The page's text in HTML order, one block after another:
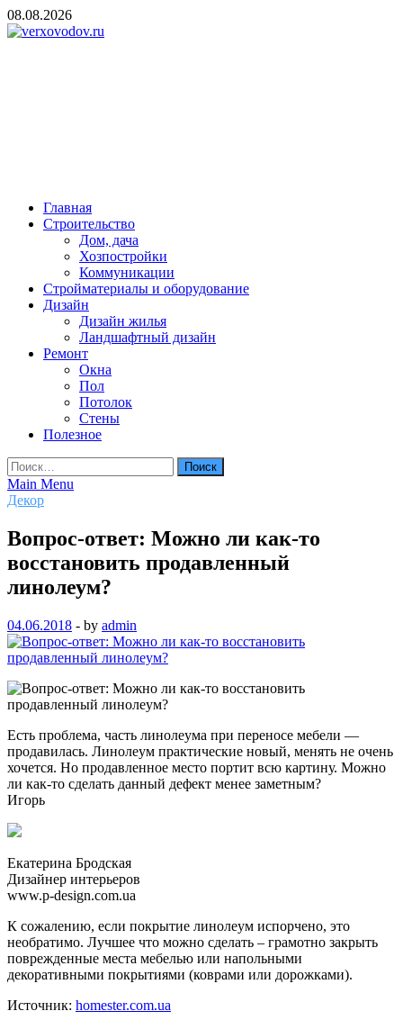
Skip
to
08.08.2026
Главная
Строительство
Дом, дача
Хозпостройки
Коммуникации
Стройматериалы и оборудование
Дизайн
Дизайн жилья
Ландшафтный дизайн
Ремонт
Окна
Пол
Потолок
Стены
Полезное
Найти:
Main Menu
Декор
Вопрос-ответ: Можно ли как-то
восстановить продавленный
линолеум?
04.06.2018 - by admin
Есть проблема, часть линолеума при переносе мебели —
продавилась. Линолеум практические новый, менять не очень
хочется. Но продавленное место портит всю картину. Можно
ли как-то сделать данный дефект менее заметным?
Игорь
Екатерина Бродская
Дизайнер интерьеров
www.p-design.com.ua
К сожалению, если покрытие линолеум испорчено, это
необратимо. Лучшее что можно сделать – грамотно закрыть
поврежденные места мебелью или напольными
декоративными покрытиями (коврами или дорожками).
Источник: homester.com.ua